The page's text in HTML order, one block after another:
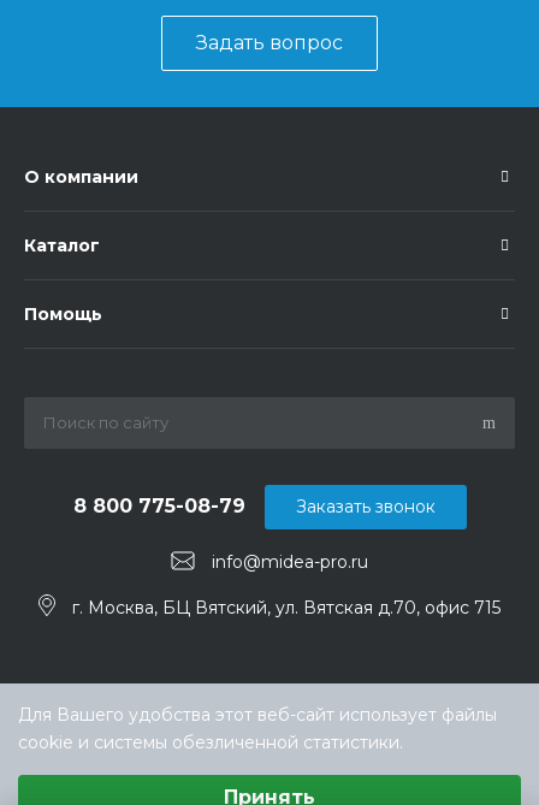
Задать вопрос
О компании
Каталог
Помощь
info@midea-pro.ru
8 800 775-08-79
г. Москва, БЦ Вятский, ул. Вятская д.70, офис 715
Заказать звонок
Для Вашего удобства этот веб-сайт использует файлы
cookie и системы обезличенной статистики.
Принять